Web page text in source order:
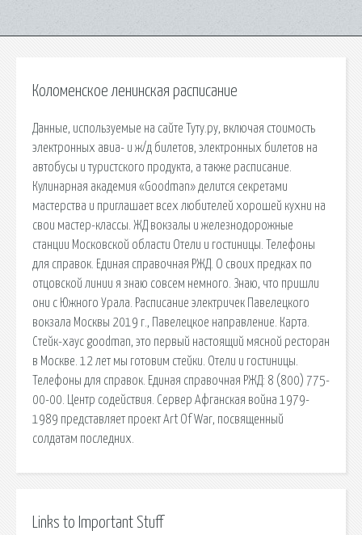
Коломенское ленинская расписание
Данные, используемые на сайте Туту.ру, включая стоимость
электронных авиа- и ж/д билетов, электронных билетов на
автобусы и туристского продукта, а также расписание.
Кулинарная академия «Goodman» делится секретами
мастерства и приглашает всех любителей хорошей кухни на
свои мастер-классы. ЖД вокзалы и железнодорожные
станции Московской области Отели и гостиницы. Телефоны
для справок. Единая справочная РЖД. О своих предках по
отцовской линии я знаю совсем немного. Знаю, что пришли
они с Южного Урала. Расписание электричек Павелецкого
вокзала Москвы 2019 г., Павелецкое направление. Карта.
Стейк-хаус goodman, это первый настоящий мясной ресторан
в Москве. 12 лет мы готовим стейки. Отели и гостиницы.
Телефоны для справок. Единая справочная РЖД: 8 (800) 775-
00-00. Центр содействия. Сервер Афганская война 1979-
1989 представляет проект Art Of War, посвященный
солдатам последних.
Links to Important Stuff